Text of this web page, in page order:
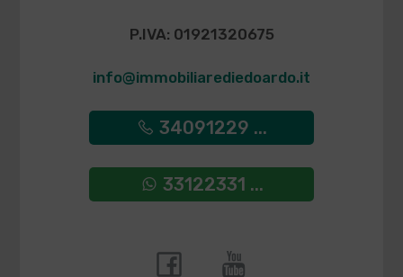
P.IVA: 01921320675
info@immobiliarediedoardo.it
34091229 ...
33122331 ...